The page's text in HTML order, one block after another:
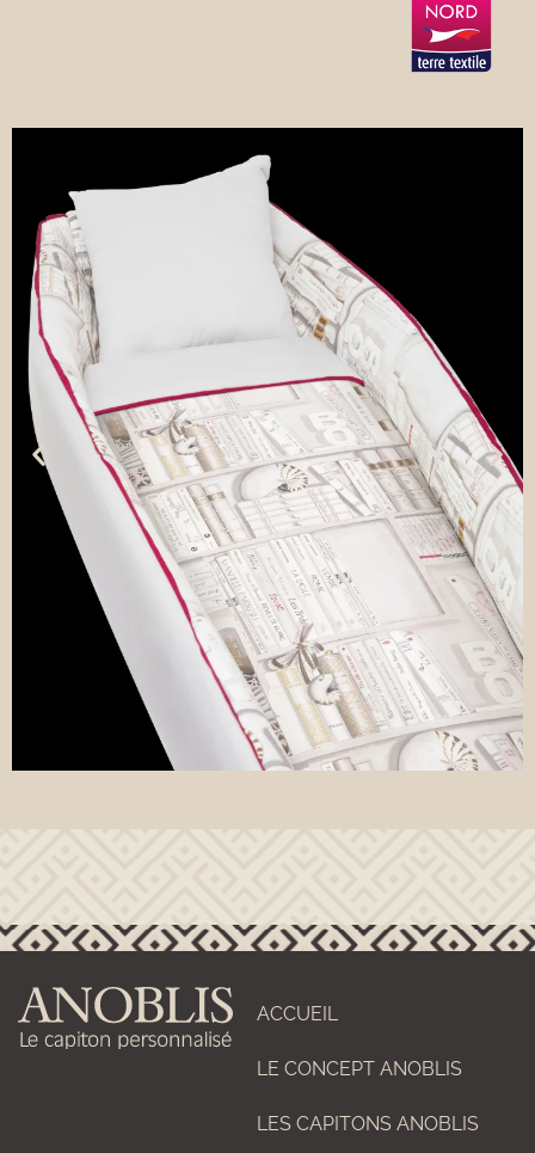
ACCUEIL
LE CONCEPT ANOBLIS
LES CAPITONS ANOBLIS